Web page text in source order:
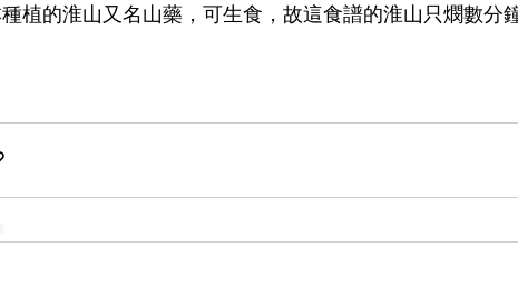
植的淮山又名山藥，可生食，故這食譜的淮山只燘數分